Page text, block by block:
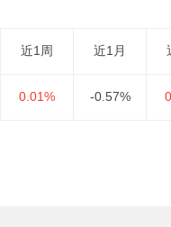
近1周 近1月
0.01% -0.57%